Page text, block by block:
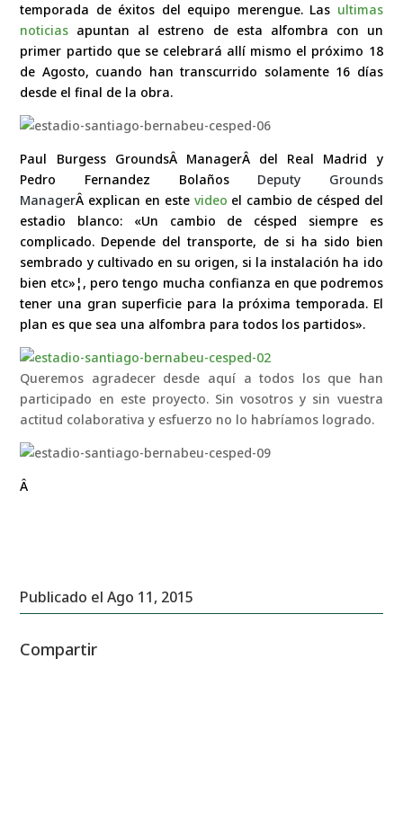
temporada de éxitos del equipo merengue. Las ultimas
noticias apuntan al estreno de esta alfombra con un
primer partido que se celebrará allí mismo el próximo 18
de Agosto, cuando han transcurrido solamente 16 días
desde el final de la obra.
Paul Burgess GroundsÂ ManagerÂ del Real Madrid y
Pedro Fernandez Bolaños Deputy Grounds
ManagerÂ explican en este video el cambio de césped del
estadio blanco: «Un cambio de césped siempre es
complicado. Depende del transporte, de si ha sido bien
sembrado y cultivado en su origen, si la instalación ha ido
bien etc»¦, pero tengo mucha confianza en que podremos
tener una gran superficie para la próxima temporada. El
plan es que sea una alfombra para todos los partidos».
Queremos agradecer desde aquí a todos los que han
participado en este proyecto. Sin vosotros y sin vuestra
actitud colaborativa y esfuerzo no lo habríamos logrado.
Â
Publicado el Ago 11, 2015
Compartir